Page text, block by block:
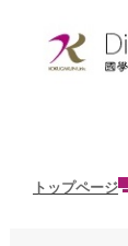
トップページ